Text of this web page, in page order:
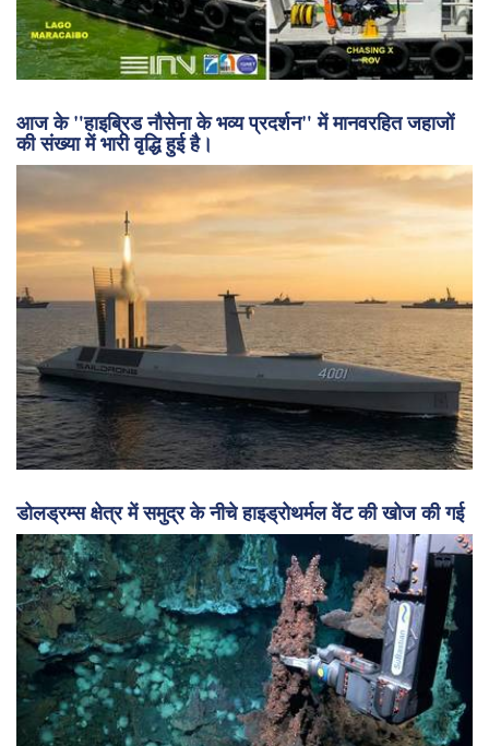
आज के "हाइब्रिड नौसेना के भव्य प्रदर्शन" में मानवरहित जहाजों
की संख्या में भारी वृद्धि हुई है।
डोलड्रम्स क्षेत्र में समुद्र के नीचे हाइड्रोथर्मल वेंट की खोज की गई